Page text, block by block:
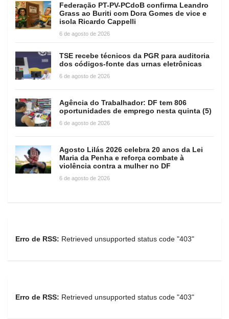
Federação PT-PV-PCdoB confirma Leandro
Grass ao Buriti com Dora Gomes de vice e
isola Ricardo Cappelli
6 de agosto de 2026
TSE recebe técnicos da PGR para auditoria
dos códigos-fonte das urnas eletrônicas
6 de agosto de 2026
Agência do Trabalhador: DF tem 806
oportunidades de emprego nesta quinta (5)
6 de agosto de 2026
Agosto Lilás 2026 celebra 20 anos da Lei
Maria da Penha e reforça combate à
violência contra a mulher no DF
6 de agosto de 2026
Erro de RSS: Retrieved unsupported status code "403"
Erro de RSS: Retrieved unsupported status code "403"